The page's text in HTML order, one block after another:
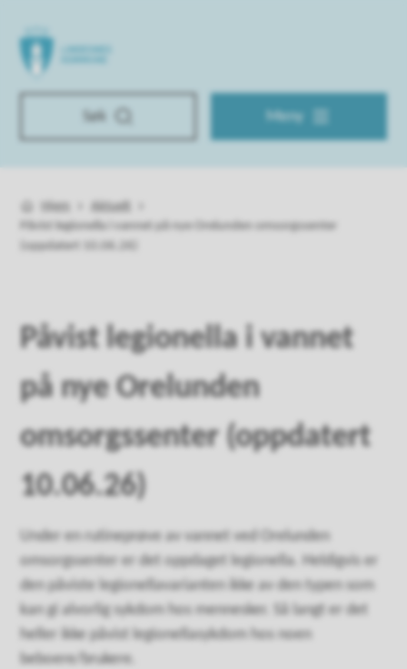
Lindesnes kommune
Søk Meny
Hjem
Aktuelt
Påvist legionella i vannet på nye Orelunden omsorgssenter
(oppdatert 10.06.26)
Påvist legionella i vannet
på nye Orelunden
omsorgssenter (oppdatert
10.06.26)
Under en rutineprøve av vannet ved Orelunden
omsorgssenter er det oppdaget legionella. Heldigvis er
den påviste legionellavarianten ikke av den typen som
kan gi alvorlig sykdom hos mennesker. Så langt er det
heller ikke påvist legionellasykdom hos noen
beboere/brukere.